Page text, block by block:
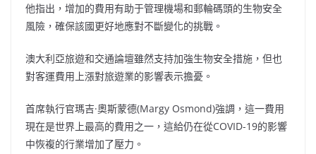
他指出，增加的費用有助于管理機場和郵輪碼頭的生物安全
風險，確保該國更好地應對不斷變化的挑戰。
澳大利亞旅遊和交通論壇雖然支持加強生物安全措施，但也
對客運費用上漲對旅遊業的影響表示擔憂。
首席執行官瑪吉·奧斯蒙德(Margy Osmond)強調，這一費用
現在是世界上最高的費用之一，這給仍在從COVID-19的影響
中恢複的行業增加了壓力。